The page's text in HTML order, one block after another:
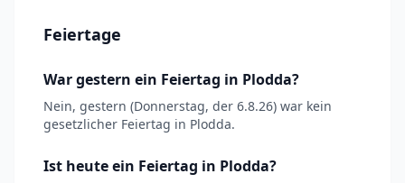
Feiertage
War gestern ein Feiertag in Plodda?
Nein, gestern (Donnerstag, der 6.8.26) war kein
gesetzlicher Feiertag in Plodda.
Ist heute ein Feiertag in Plodda?